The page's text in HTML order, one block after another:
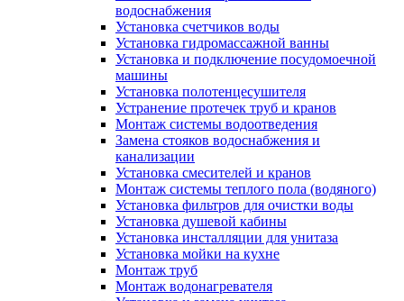
водоснабжения
Установка счетчиков воды
Установка гидромассажной ванны
Установка и подключение посудомоечной
машины
Установка полотенцесушителя
Устранение протечек труб и кранов
Монтаж системы водоотведения
Замена стояков водоснабжения и
канализации
Установка смесителей и кранов
Монтаж системы теплого пола (водяного)
Установка фильтров для очистки воды
Установка душевой кабины
Установка инсталляции для унитаза
Установка мойки на кухне
Монтаж труб
Монтаж водонагревателя